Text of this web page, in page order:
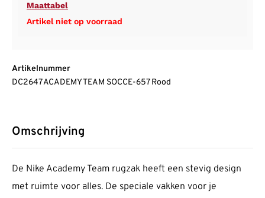
Maattabel
Artikel niet op voorraad
Artikelnummer
DC2647 ACADEMY TEAM SOCCE-657 Rood
Omschrijving
De Nike Academy Team rugzak heeft een stevig design
met ruimte voor alles. De speciale vakken voor je